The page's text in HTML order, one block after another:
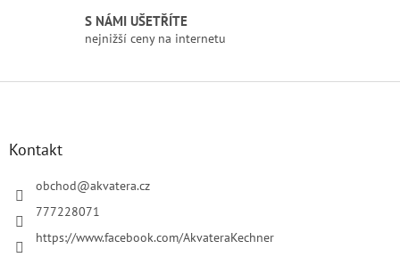
u
S NÁMI UŠETŘÍTE
nejnižší ceny na internetu
Z
Kontakt
obchod@akvatera.cz
777228071
https://www.facebook.com/AkvateraKechner